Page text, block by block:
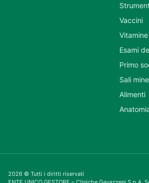
Vaccini
Vitamine
Esami
Primo
Sali
Alimenti
2026 © Tutti i diritti riservati